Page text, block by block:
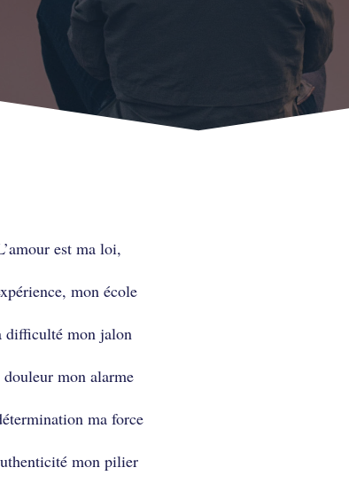
est ma loi,
mon école
difficulté mon jalon
mon alarme
ma force
mon pilier